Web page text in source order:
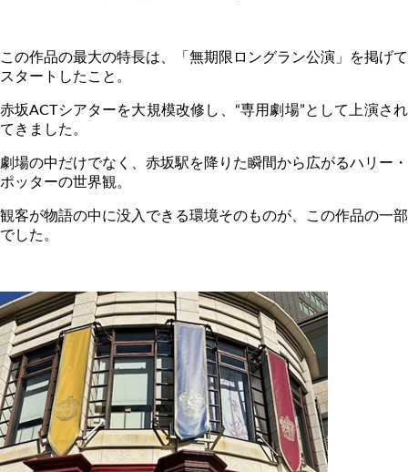
この作品の最大の特長は、「無期限ロングラン公演」を掲げて
スタートしたこと。
赤坂ACTシアターを大規模改修し、 “専用劇場”として上演され
てきました。
劇場の中だけでなく、赤坂駅を降りた瞬間から広がるハリー・
ポッターの世界観。
観客が物語の中に没入できる環境そのものが、この作品の一部
でした。